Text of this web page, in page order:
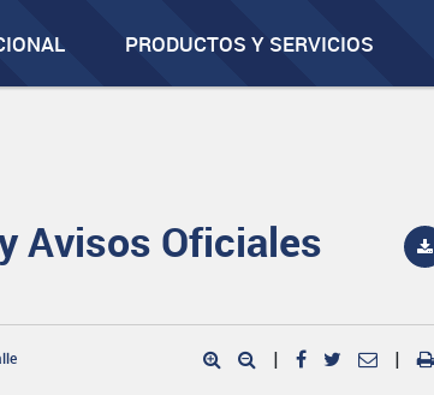
PRODUCTOS Y SERVICIOS
Avisos Oficiales
| |